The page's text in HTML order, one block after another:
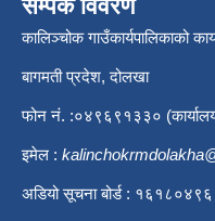
सम्पर्क विवरण
कालिञ्चोक गाउँकार्यपालिकाको
बागमती प्रदेश, दोलखा
फोन नं. :०४९६९१३३०
इमेल :
अडियो सूचना बोर्ड :